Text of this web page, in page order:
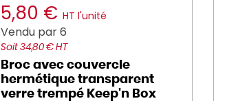
5,80 € HT l'unité
Vendu par 6
Soit 34,80 € HT
Broc avec couvercle
hermétique transparent
verre trempé Keep'n Box